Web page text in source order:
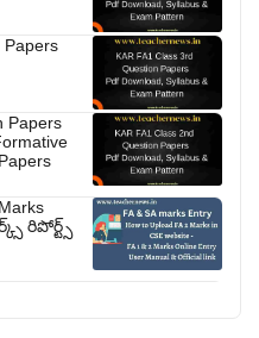
Papers
Papers
రిపోర్ట్స్